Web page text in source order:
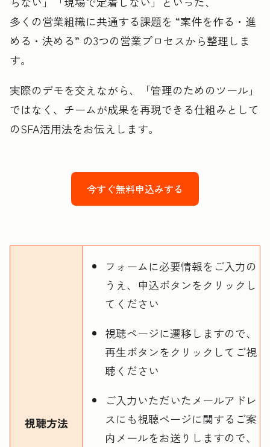
多くの営業組織に共通する課題を “案件を作る・進
める・決める” の3つの営業プロセスから整理しま
す。
実際のデモを交えながら、「管理のためのツール」
ではなく、チームが成果を再現できる仕組みとして
のSFA活用法をお伝えします。
今すぐ無料申込みする
視聴方法
フォームに必要情報をご入力の
うえ、申込ボタンをクリックし
てください
視聴ページに遷移しますので、
再生ボタンをクリックしてご視
聴ください
ご入力いただいたメールアドレ
スにも視聴ページに関するご案
内メールをお送りしますので、